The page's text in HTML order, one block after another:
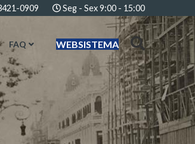
0909 Seg - Sex 9:00 - 15:00
WEBSISTEMA
FAQ